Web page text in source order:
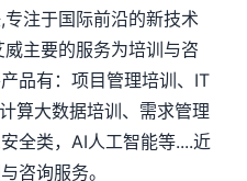
注于国际前沿的新技术
主要的服务为培训与咨
品有：项目管理培训、IT
算大数据培训、需求管理
全类，AI人工智能等....近
咨询服务。